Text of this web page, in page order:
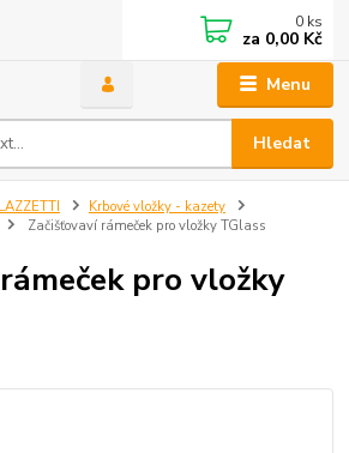
Menu
Hledat
0 ks
za 0,00 Kč
Krbové vložky - kazety
Začišťovaví rámeček pro vložky TGlass
pro vložky